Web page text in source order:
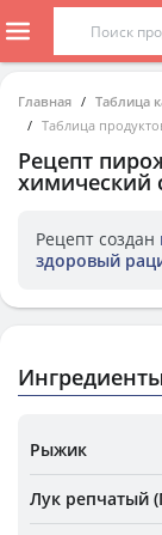
Главная
Таблица
Таблица
Рецепт
химический
Рецепт создан
здоровый
Рыжик
Лук репчатый